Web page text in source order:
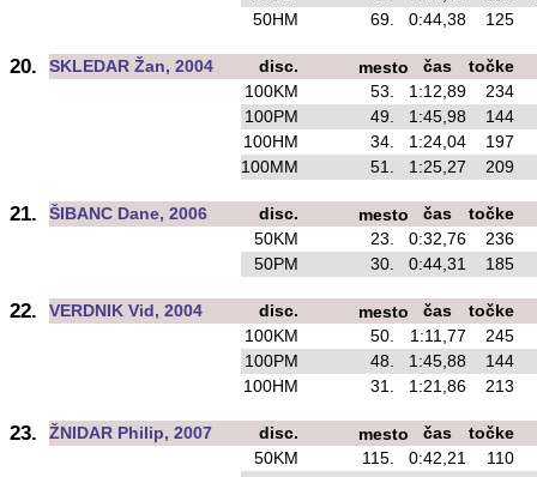
50HM
69. 0:44,38 125
20. SKLEDAR Žan, 2004 disc. mesto čas
točke
100KM
53. 1:12,89 234
100PM
49. 1:45,98 144
100HM
34. 1:24,04 197
100MM
51. 1:25,27 209
21. ŠIBANC Dane, 2006 disc. mesto čas
točke
50KM
23. 0:32,76 236
50PM
30. 0:44,31 185
22. VERDNIK Vid, 2004 disc. mesto čas
točke
100KM
50. 1:11,77 245
100PM
48. 1:45,88 144
100HM
31. 1:21,86 213
23. ŽNIDAR Philip, 2007 disc. mesto čas
točke
50KM
115. 0:42,21
110